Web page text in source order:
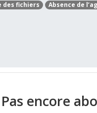
des fichiers Absence de
Pas encore